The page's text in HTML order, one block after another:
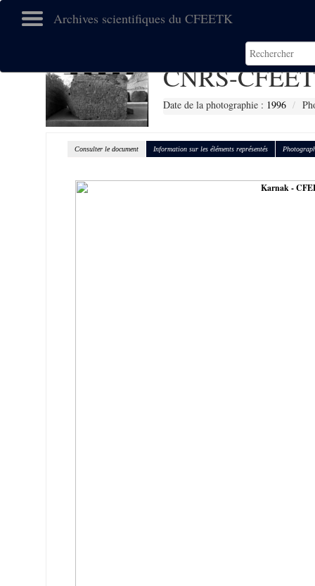
Archives scientifiques du CFEETK
CNRS-
Date de la photographie : 1996
Consulter le document Information sur les éléments représentés